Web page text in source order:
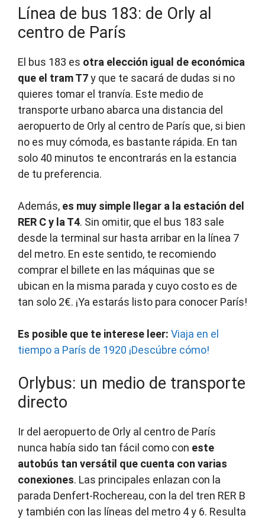
Línea de bus 183: de Orly al
centro de París
El bus 183 es otra elección igual de económica
que el tram T7y que te sacará de dudas si no
quieres tomar el tranvía. Este medio de
transporte urbano abarca una distancia del
aeropuerto de Orly al centro de París que, si bien
no es muy cómoda, es bastante rápida. En tan
solo 40 minutos te encontrarás en la estancia
de tu preferencia.
Además, es muy simple llegar a la estación del
RER C y la T4. Sin omitir, que el bus 183 sale
desde la terminal sur hasta arribar en la línea 7
del metro. En este sentido, te recomiendo
comprar el billete en las máquinas que se
ubican en la misma parada y cuyo costo es de
tan solo 2€. ¡Ya estarás listo para conocer París!
Es posible que te interese leer: Viaja en el
tiempo a París de 1920 ¡Descúbre cómo!
Orlybus: un medio de transporte
directo
Ir del aeropuerto de Orly al centro de París
nunca había sido tan fácil como con este
autobús tan versátil que cuenta con varias
conexiones. Las principales enlazan con la
parada Denfert-Rochereau, con la del tren RER B
y también con las líneas del metro 4 y 6. Resulta